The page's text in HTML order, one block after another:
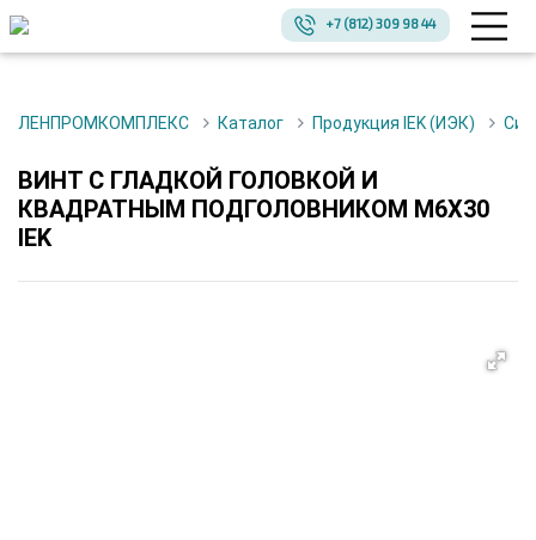
+7 (812) 309 98 44
ЛЕНПРОМКОМПЛЕКС Каталог Продукция IEK (ИЭК)
ВИНТ С ГЛАДКОЙ ГОЛОВКОЙ И
КВАДРАТНЫМ ПОДГОЛОВНИКОМ M6Х30
IEK